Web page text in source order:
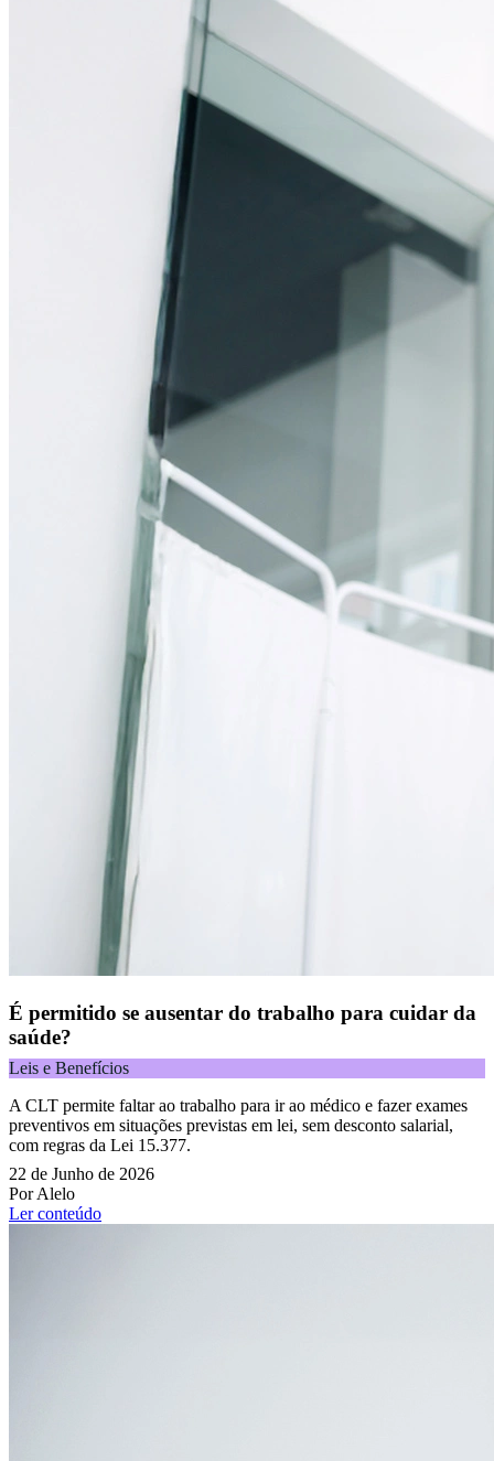
É permitido se ausentar do trabalho para cuidar da
saúde?
Leis e Benefícios
A CLT permite faltar ao trabalho para ir ao médico e fazer exames
preventivos em situações previstas em lei, sem desconto salarial,
com regras da Lei 15.377.
22 de Junho de 2026
Por Alelo
Ler conteúdo